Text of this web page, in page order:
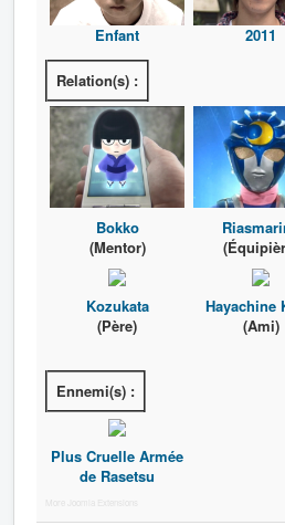
Enfant 2011
Relation(s) :
Bokko
(Mentor)
Kozukata
(Père)
Hayachine
(Ami)
Ennemi(s) :
Plus Cruelle Armée
de Rasetsu
More Joomla Extensions